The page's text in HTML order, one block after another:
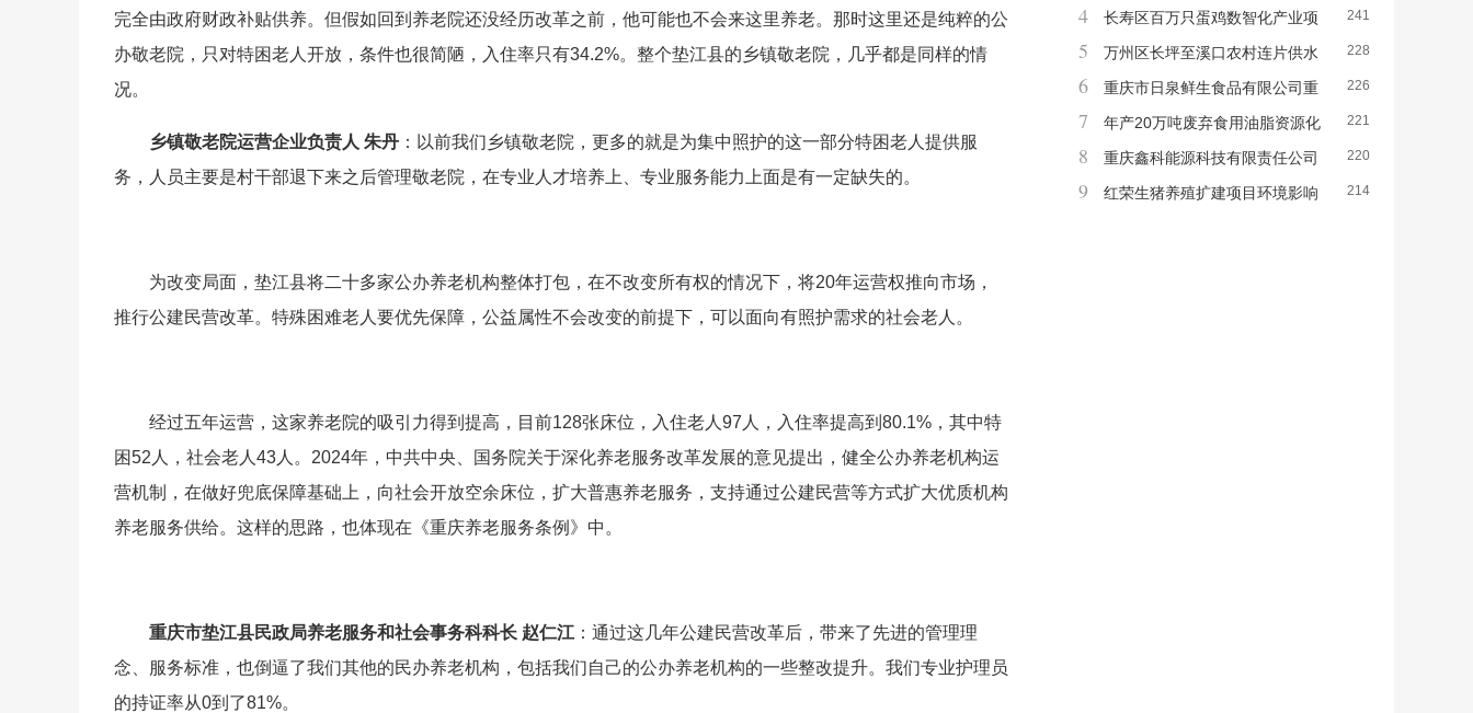
完全由政府财政补贴供养。但假如回到养老院还没经历改革之前，他可能也不会来这里养老。那时这里还是纯粹的公
办敬老院，只对特困老人开放，条件也很简陋，入住率只有34.2%。整个垫江县的乡镇敬老院，几乎都是同样的情
况。
乡镇敬老院运营企业负责人 朱丹 ：以前我们乡镇敬老院，更多的就是为集中照护的这一部分特困老人提供服
务，人员主要是村干部退下来之后管理敬老院，在专业人才培养上、专业服务能力上面是有一定缺失的。
为改变局面，垫江县将二十多家公办养老机构整体打包，在不改变所有权的情况下，将20年运营权推向市场，
推行公建民营改革。特殊困难老人要优先保障，公益属性不会改变的前提下，可以面向有照护需求的社会老人。
经过五年运营，这家养老院的吸引力得到提高，目前128张床位，入住老人97人，入住率提高到80.1%，其中特
困52人，社会老人43人。2024年，中共中央、国务院关于深化养老服务改革发展的意见提出，健全公办养老机构运
营机制，在做好兜底保障基础上，向社会开放空余床位，扩大普惠养老服务，支持通过公建民营等方式扩大优质机构
养老服务供给。这样的思路，也体现在《重庆养老服务条例》中。
重庆市垫江县民政局养老服务和社会事务科科长 赵仁江 ：通过这几年公建民营改革后，带来了先进的管理理
念、服务标准，也倒逼了我们其他的民办养老机构，包括我们自己的公办养老机构的一些整改提升。我们专业护理员
的持证率从0到了81%。
参与信息公示（报批前公示）
生产线项目环境影响报告书报批前公示
241
4
长寿区百万只蛋鸡数智化产业项
目环境影响评价公众参与第一次信息公告228
5
万州区长坪至溪口农村连片供水
保障工程燕山水厂段寨复线集气管道迁改项
目环境影响评价公众参与拟报批前公示
226
6
重庆市日泉鲜生食品有限公司重
庆大渡口天农数智化农产品加工产业园项目
环境影响评价公众参与报批前公示
221
7
年产20万吨废弃食用油脂资源化
综合利用 及深加工项目 环境影响评价公众
参与第一次公示
220
8
重庆鑫科能源科技有限责任公司
新能源废旧动力锂电池综合利用与资源化再
214
9
红荣生猪养殖扩建项目环境影响